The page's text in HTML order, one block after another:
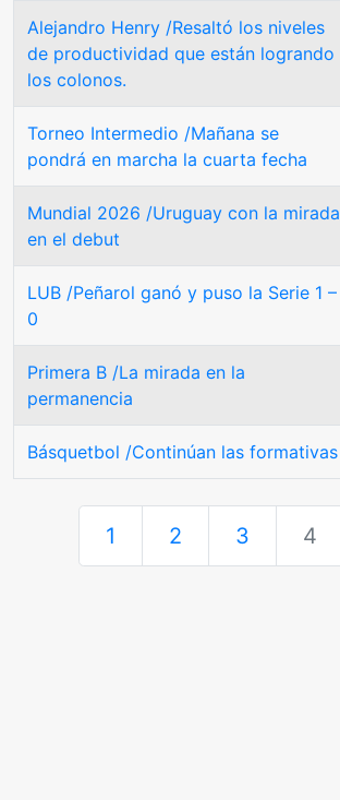
Alejandro Henry /Resaltó los niveles
de productividad que están logrando
los colonos.
Torneo Intermedio /Mañana se
pondrá en marcha la cuarta fecha
Mundial 2026 /Uruguay con la mirada
en el debut
LUB /Peñarol ganó y puso la Serie 1 –
0
Primera B /La mirada en la
permanencia
Básquetbol /Continúan las formativas
1 2 3 4